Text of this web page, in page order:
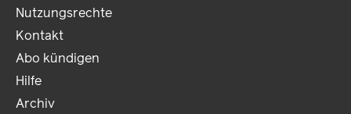
Nutzungsrechte
Kontakt
Abo kündigen
Hilfe
Archiv